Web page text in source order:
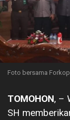
Foto bersama
TOMOHON, –
SH